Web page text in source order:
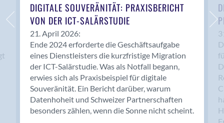
Basel
Bassersdorf
Belp
Bendern
Benken (SG)
Bergdietikon
Berlin
Bern
Bern - Liebefeld
DIGITALE SOUVERÄNITÄT: PRAXISBERICHT
VON DER ICT-SALÄRSTUDIE
21. April 2026:
Ende 2024 erforderte die Geschäftsaufgabe
eines Dienstleisters die kurzfristige Migration
der ICT-Salärstudie. Was als Notfall begann,
erwies sich als Praxisbeispiel für digitale
Souveränität. Ein Bericht darüber, warum
Datenhoheit und Schweizer Partnerschaften
besonders zählen, wenn die Sonne nicht scheint.